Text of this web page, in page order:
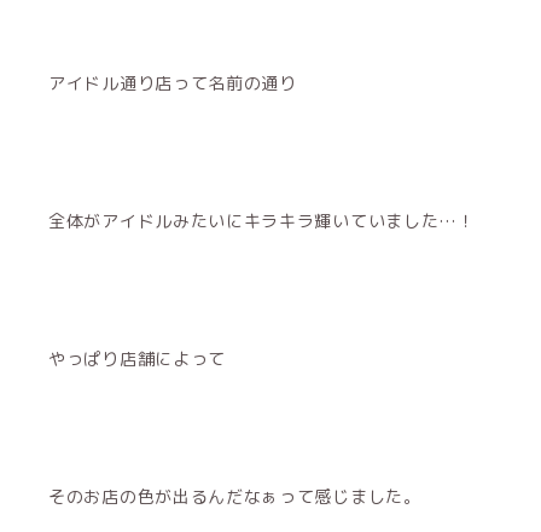
アイドル通り店って名前の通り
全体がアイドルみたいにキラキラ輝いていました…！
やっぱり店舗によって
そのお店の色が出るんだなぁって感じました。